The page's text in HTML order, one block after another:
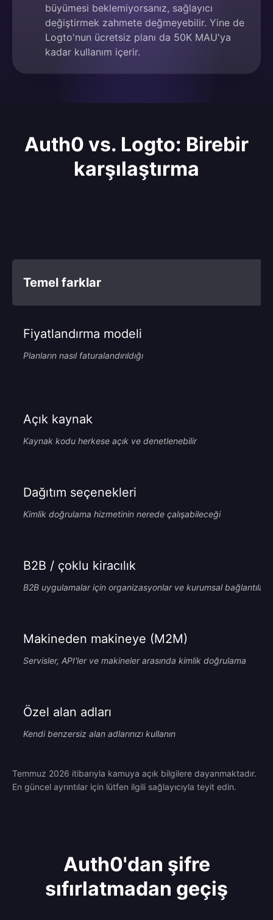
büyümesi beklemiyorsanız, sağlayıcı
değiştirmek zahmete değmeyebilir. Yine de
Logto'nun ücretsiz planı da 50K MAU'ya
kadar kullanım içerir.
Auth0 vs. Logto: Birebir
karşılaştırma
Temel farklar
Fiyatlandırma modeli
Planların nasıl faturalandırıldığı
Açık kaynak
Kaynak kodu herkese açık ve denetlenebilir
Dağıtım seçenekleri
Kimlik doğrulama hizmetinin nerede çalışabileceği
B2B / çoklu kiracılık
B2B uygulamalar için organizasyonlar ve kurumsal bağlantılar
Makineden makineye (M2M)
Servisler, API'ler ve makineler arasında kimlik doğrulama
Özel alan adları
Kendi benzersiz alan adlarınızı kullanın
Temmuz 2026 itibarıyla kamuya açık bilgilere dayanmaktadır.
En güncel ayrıntılar için lütfen ilgili sağlayıcıyla teyit edin.
Auth0'dan şifre
sıfırlatmadan geçiş